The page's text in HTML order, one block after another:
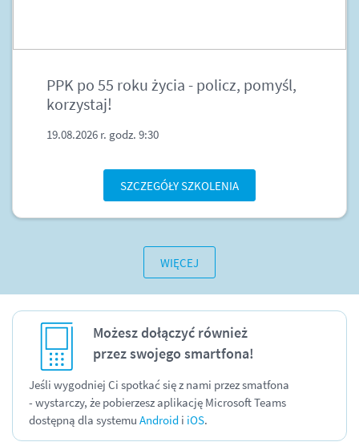
PPK po 55 roku życia - policz, pomyśl,
korzystaj!
19.08.2026 r. godz. 9:30
SZCZEGÓŁY SZKOLENIA
WIĘCEJ
Możesz dołączyć również
przezswojego smartfona!
Jeśli wygodniej Ci spotkać się z nami przez smatfona
- wystarczy, że pobierzesz aplikację Microsoft Teams
dostępną dla systemu Android i iOS.